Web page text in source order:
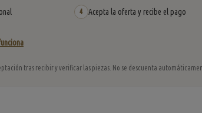
4 Acepta la oferta y recibe el pago
tras recibir y verificar las piezas. No se descuenta